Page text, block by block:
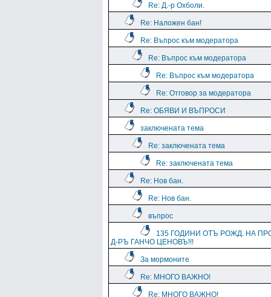
Re: Д.-р Охболи.
Re: Наложен бан!
Re: Въпрос към модератора
Re: Въпрос към модератора
Re: Въпрос към модератора
Re: Отговор за модератора
Re: ОБЯВИ И ВЪПРОСИ
заключената тема
Re: заключената тема
Re: заключената тема
Re: Нов бан.
Re: Нов бан.
въпрос
135 ГОДИНИ ОТЪ РОЖД. НА
Д-РЪ ГАНЧО ЦЕНОВЪ!!!
За мормоните
Re: МНОГО ВАЖНО!
Re: МНОГО ВАЖНО!